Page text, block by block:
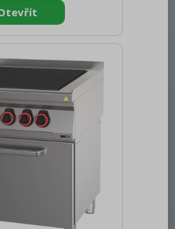
[kg]: 120.00 Typ
zařízení
Stolní Příkon
krytí ovládacích
AISI 304 vrchní
Materiál vrchní
304 Tlouš